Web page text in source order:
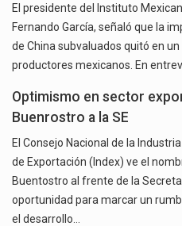
El presidente del Instituto
Fernando García, señaló que la
de China subvaluados quitó en
productores mexicanos. En
Optimismo en sector
Buenrostro a la SE
El Consejo Nacional de la
de Exportación (Index) ve el
Buentostro al frente de la
oportunidad para marcar un
el desarrollo…